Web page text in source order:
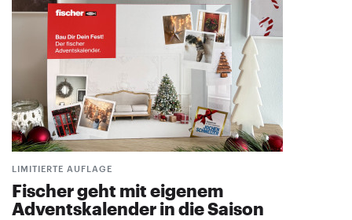
LIMITIERTE AUFLAGE
Fischer geht mit eigenem
Adventskalender in die Saison